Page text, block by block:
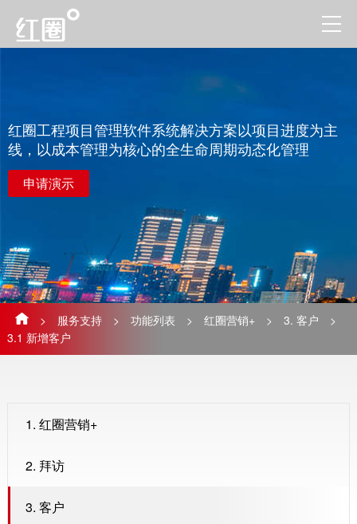
红圈工程项目管理软件系统解决方案以项目进度为主
线，以成本管理为核心的全生命周期动态化管理
申请演示
> 服务支持 > 功能列表 > 红圈营销+ > 3. 客户
>
3.1 新增客户
1. 红圈营销+
2. 拜访
3. 客户